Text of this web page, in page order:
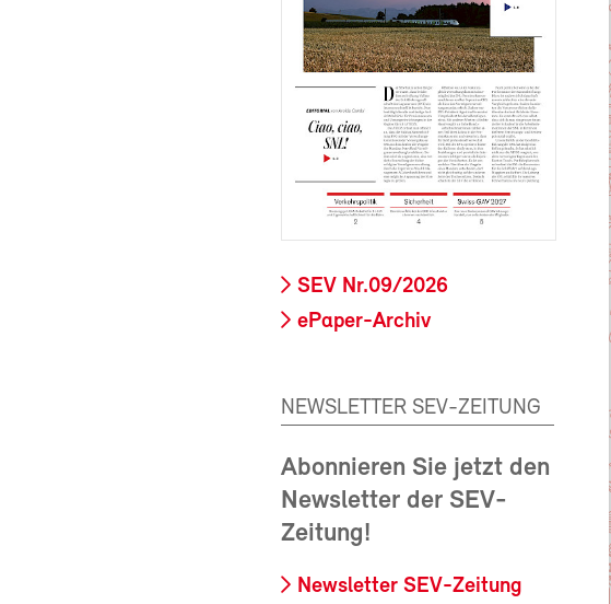
SEV Nr.09/2026
ePaper-Archiv
NEWSLETTER SEV-ZEITUNG
Abonnieren Sie jetzt den
Newsletter der SEV-
Zeitung!
Newsletter SEV-Zeitung